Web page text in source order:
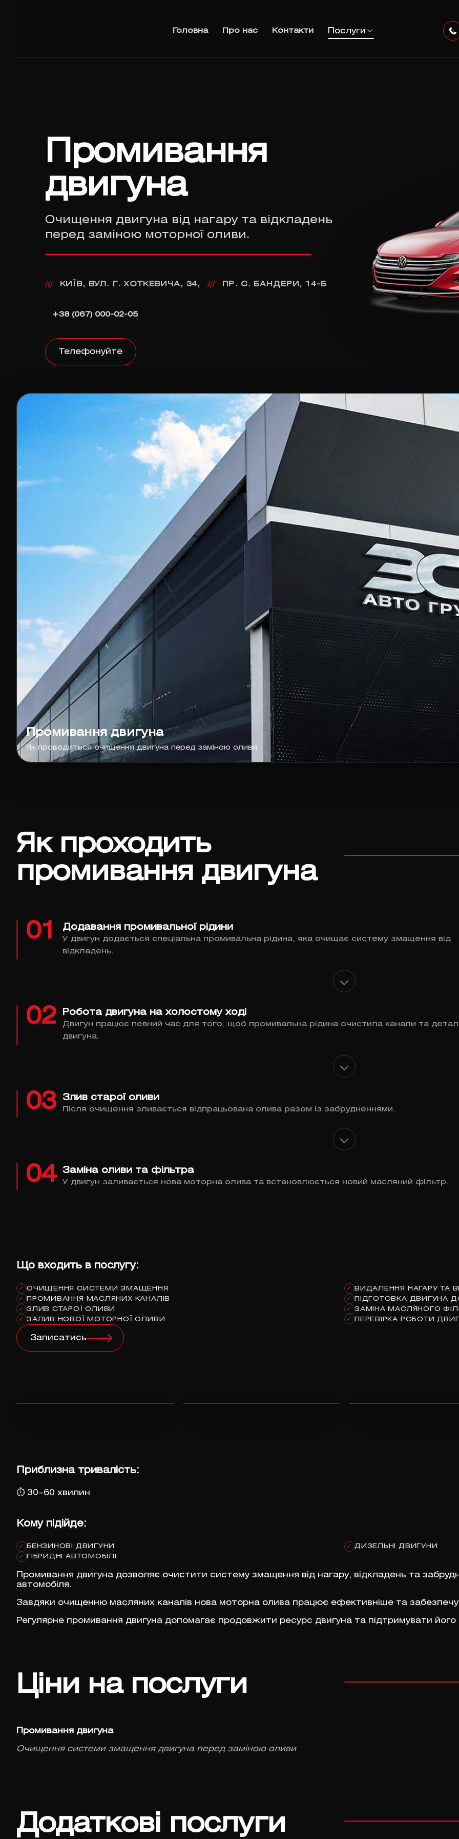
Головна Про нас Контакти Послуги
Промивання
двигуна
Очищення двигуна від нагару та відкладень
перед заміною моторної оливи.
/// КИЇВ, ВУЛ. Г. ХОТКЕВИЧА, 34, /// ПР. С. БАНДЕРИ, 14-Б
+38 (067) 000-02-05
Телефонуйте
Промивання двигуна
Як проводиться очищення двигуна перед заміною оливи
Як проходить
промивання двигуна
01 Додавання промивальної рідини
У двигун додається спеціальна промивальна рідина, яка очищає систему змащення від
відкладень.
02 Робота двигуна на холостому ході
Двигун працює певний час для того, щоб промивальна рідина очистила канали та
двигуна.
03 Злив старої оливи
Після очищення зливається відпрацьована олива разом із забрудненнями.
04 Заміна оливи та фільтра
У двигун заливається нова моторна олива та встановлюється новий масляний фільтр.
Що входить в послугу:
✓ ОЧИЩЕННЯ СИСТЕМИ ЗМАЩЕННЯ ✓
ВИДАЛЕННЯ НАГАРУ ТА
✓
ПРОМИВАННЯ МАСЛЯНИХ КАНАЛІВ ✓
ПІДГОТОВКА ДВИГУНА
✓
ЗЛИВ СТАРОЇ ОЛИВИ ✓
ЗАМІНА МАСЛЯНОГО
✓
ЗАЛИВ НОВОЇ МОТОРНОЇ ОЛИВИ ✓ ПЕРЕВІРКА РОБОТИ
Записатись
Приблизна тривалість:
⏱ 30–60 хвилин
Кому підійде:
✓ БЕНЗИНОВІ ДВИГУНИ ✓
ДИЗЕЛЬНІ ДВИГУНИ
✓
ГІБРИДНІ АВТОМОБІЛІ
Промивання двигуна дозволяє очистити систему змащення від нагару, відкладень та
автомобіля.
Завдяки очищенню масляних каналів нова моторна олива працює ефективніше та
Регулярне промивання двигуна допомагає продовжити ресурс двигуна та підтримувати його
Ціни на послуги
Промивання двигуна
Очищення системи змащення двигуна перед заміною оливи
Додаткові послуги